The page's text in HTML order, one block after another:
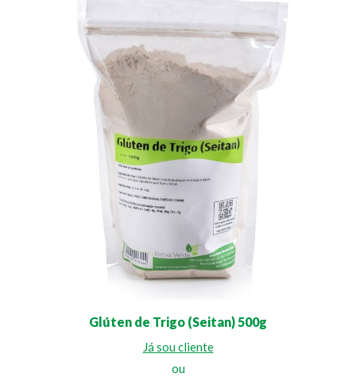
Glúten de Trigo (Seitan) 500g
Já sou cliente
ou